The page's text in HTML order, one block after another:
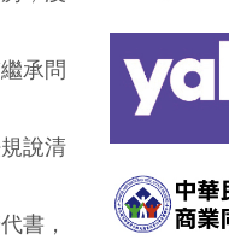
承問
說清
書，